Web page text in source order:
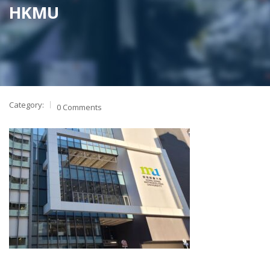
產品及服務
工程個案
聯絡我們
HKMU
Category: 0 Comments